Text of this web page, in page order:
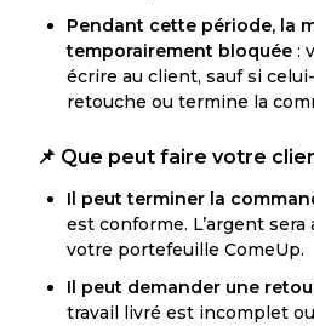
Pendant cette période, la
temporairement bloquée :
écrire au client, sauf si
retouche ou termine la
📌 Que peut faire votre
Il peut terminer la
est conforme. L’argent
votre portefeuille ComeUp.
Il peut demander une
travail livré est incomplet